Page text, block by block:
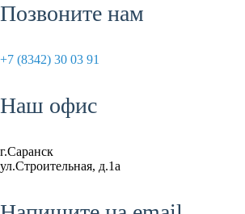
Позвоните нам
+7 (8342) 30 03 91
Наш офис
г.Саранск
ул.Строительная, д.1а